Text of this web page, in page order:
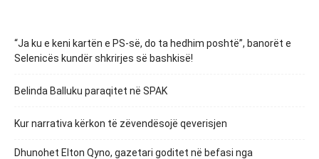
“Ja ku e keni kartën e PS-së, do ta hedhim poshtë”, banorët e
Selenicës kundër shkrirjes së bashkisë!
Belinda Balluku paraqitet në SPAK
Kur narrativa kërkon të zëvendësojë qeverisjen
Dhunohet Elton Qyno, gazetari goditet në befasi nga